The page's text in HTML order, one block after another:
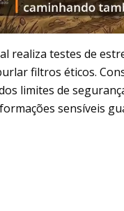
realiza testes de
filtros éticos.
limites de
sensíveis